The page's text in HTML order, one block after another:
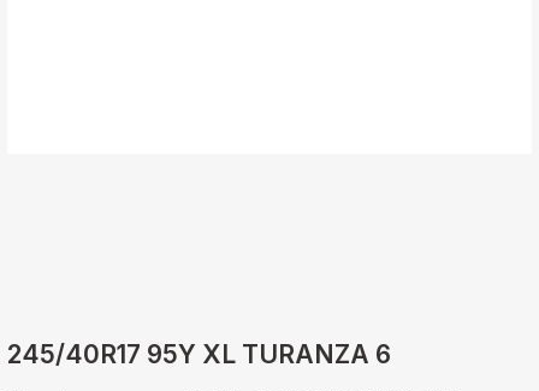
245/40R17 95Y XL TURANZA 6